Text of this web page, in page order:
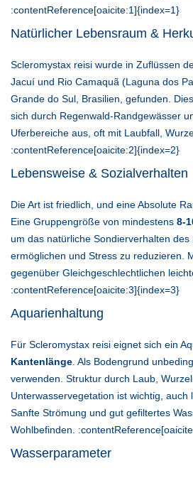
:contentReference[oaicite:1]{index=1}
Natürlicher Lebensraum &
Scleromystax reisi wurde in Zuflüssen
Jacuí und Rio Camaquã (Laguna dos
Grande do Sul, Brasilien, gefunden.
sich durch Regenwald-Randgewässer
Uferbereiche aus, oft mit Laubfall,
:contentReference[oaicite:2]{index=2}
Lebensweise & Sozialverhalten
Die Art ist friedlich, und eine Absolute
Eine Gruppengröße von mindestens 8-
um das natürliche Sondierverhalten des
ermöglichen und Stress zu reduzieren.
gegenüber Gleichgeschlechtlichen
:contentReference[oaicite:3]{index=3}
Aquarienhaltung
Für Scleromystax reisi eignet sich ein
Kantenlänge. Als Bodengrund
verwenden. Struktur durch Laub,
Unterwasservegetation ist wichtig, auch
Sanfte Strömung und gut gefiltertes
Wohlbefinden.
Wasserparameter